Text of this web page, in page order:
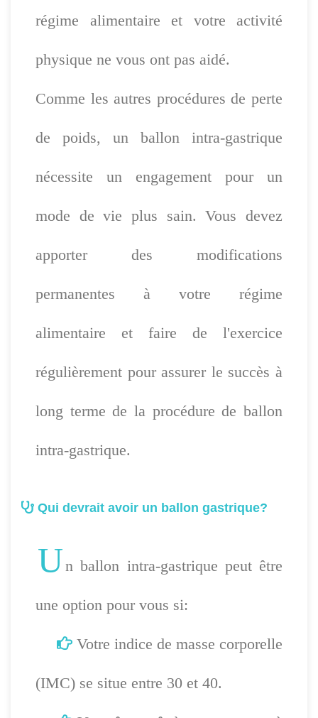
régime alimentaire et votre activité
physique ne vous ont pas aidé.
Comme les autres procédures de perte
de poids, un ballon intra-gastrique
nécessite un engagement pour un
mode de vie plus sain. Vous devez
apporter des modifications
permanentes à votre régime
alimentaire et faire de l'exercice
régulièrement pour assurer le succès à
long terme de la procédure de ballon
intra-gastrique.
Qui devrait avoir un ballon gastrique?
Un ballon intra-gastrique peut être
une option pour vous si:
Votre indice de masse corporelle
(IMC) se situe entre 30 et 40.